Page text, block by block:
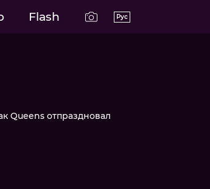
Flash Рус
Queens отпраздновал